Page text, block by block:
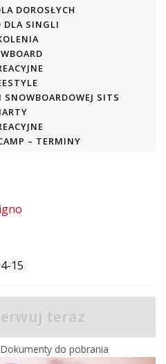
DOROSŁYCH
DLA SINGLI
SNOWBOARDOWEJ SITS
– TERMINY
15
teraz
Dokumenty do pobrania